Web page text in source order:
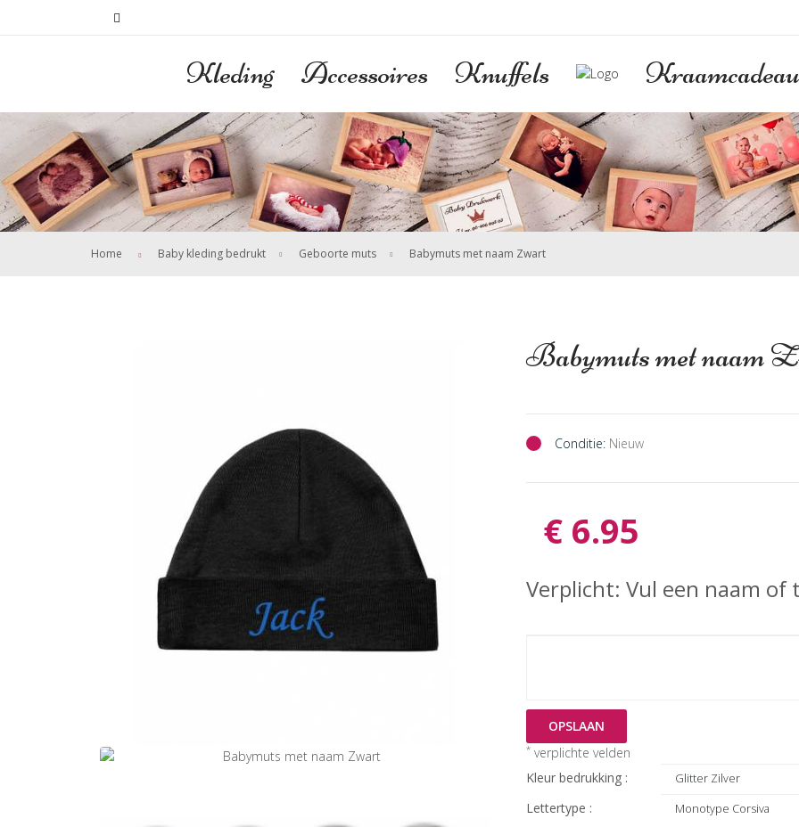
Kleding Accessoires Knuffels
Home Baby kleding bedrukt Geboorte muts Babymuts met naam Zwart
Babymuts met naam
Conditie: Nieuw
€ 6.95
Verplicht: Vul een naam of
OPSLAAN
*verplichte velden
Kleur bedrukking :
Lettertype :